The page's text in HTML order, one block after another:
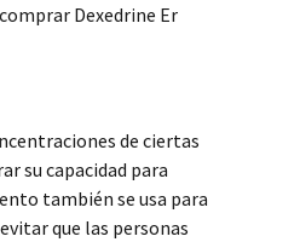
Dexedrine Er
de ciertas
su capacidad para
también se usa para
que las personas